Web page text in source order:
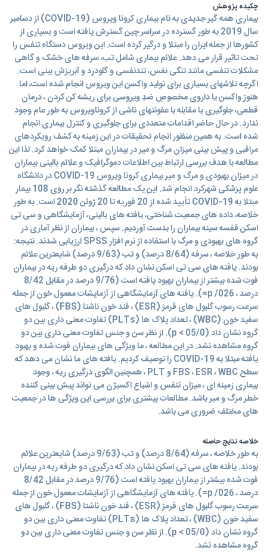
چکیده پژوهش
بیماری همه گیر جدیدی به نام بیماری کرونا ویروس (COVID-19) از دسامبر
سال 2019 به طور گسترده در سراسر چین گسترش یافته است و بسیاری از
کشورها از جمله ایران را مبتلا و درگیر کرده است. این ویروس دستگاه تنفس را
تحت تاثیر قرار می دهد. علائم بیماری شامل تب، سرفه های خشک و گاهی
مشکلات تنفسی مانند تنگی نفس، تندنفسی و گلودرد و آبریزش بینی است.
اگرچه تلاشهای بسیاری برای تولید واکسن این ویروس انجام شده است، اما
هنوز واکسن یا داروی مخصوصِ ضدِ ویروسی برای ریشه کن کردن ، درمان
قطعی، جلوگیری یا مقابله با عفونتهای ناشی از کروناویروس به طور عام وجود
ندارد. در حال حاضر اقدامات متعددی برای جلوگیری و کنترل بیماری انجام
شده است. به همین منظور انجام تحقیقات در این زمینه به کشف رویکردهای
مراقبی و پیش بینی میزان مرگ و میر در بیماران مبتلا کمک خواهد کرد. لذا این
مطالعه با هدف بررسی ارتباط بین اطلاعات دموگرافیک و علائم بالینی بیماران
در میزان بهبودی و مرگ و میر بیماری کرونا ویروس COVID-19 در دانشگاه
علوم پزشکی شهرکرد انجام شد. این یک مطالعه گذشته نگر بر روی 108 بیمار
مبتلا به COVID-19 تأیید شده از 20 فوریه تا 20 ژوئن 2020 است. به طور
خلاصه، داده های جمعیت شناختی، یافته های بالینی، آزمایشگاهی و سی تی
اسکن قفسه سینه بیماران را بدست آوردیم. سپس ، بیماران از نظر آماری در
گروه های بهبودی و مرگ با استفاده از نرم افزار SPSS ارزیابی شدند. نتیجه:
به طور خلاصه ، سرفه (8/64 درصد) و تب (9/63 درصد) شایعترین علائم
بودند. یافته های سی تی اسکن نشان داد که درگیری دو طرفه ریه در بیماران
فوت شده بیشتر از بیماران بهبود یافته است (9/76 درصد در مقابل 8/42
درصد ، 026/ p=). یافته های آزمایشگاهی از آزمایشات معمول خون از جمله
سرعت رسوب گلبول های قرمز (ESR) ، قند خون ناشتا (FBS) ، گلبول های
سفید خون (WBC) ، تعداد پلاک ها (PLTs) تفاوت معنی داری بین دو
گروه نشان داد (05/0 > p). از نظر سن و جنس تفاوت معنی داری بین دو
گروه مشاهده نشد. در این مطالعه ، ما ویژگی های بیماران فوت شده و بهبود
یافته مبتلا به COVID-19 را توصیف کردیم. یافته های ما نشان می دهد که
سطح FBS ، ESR ، WBC و PLT ، همچنین الگوی درگیری ریه ، وجود
بیماری زمینه ای ، میزان تنفس و اشباع اکسیژن می تواند پیش بینی کننده
خطر مرگ و میر باشد. مطالعات بیشتری برای بررسی این ویژگی ها در جمعیت
های مختلف ضروری می باشد.
خلاصه نتایج حاصله
به طور خلاصه ، سرفه (8/64 درصد) و تب (9/63 درصد) شایعترین علائم
بودند. یافته های سی تی اسکن نشان داد که درگیری دو طرفه ریه در بیماران
فوت شده بیشتر از بیماران بهبود یافته است (9/76 درصد در مقابل 8/42
درصد ، 026/ p=). یافته های آزمایشگاهی از آزمایشات معمول خون از جمله
سرعت رسوب گلبول های قرمز (ESR) ، قند خون ناشتا (FBS) ، گلبول های
سفید خون (WBC) ، تعداد پلاک ها (PLTs) تفاوت معنی داری بین دو
گروه نشان داد (05/0 > p). از نظر سن و جنس تفاوت معنی داری بین دو
گروه مشاهده نشد.